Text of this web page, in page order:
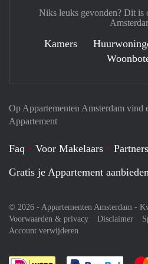
Op Appartementen Amsterdam
Appartement
Faq Voor Makelaars
Partners
Gratis je Appartement
© 2026 - Appartementen Amsterdam -
Voorwaarden & privacy
Disclaimer
Account verwijderen
Niks leuks gevonden? Dit is
Kamers